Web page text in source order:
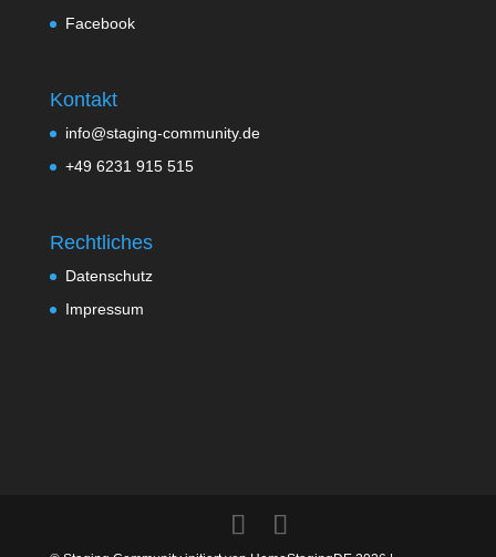
Facebook
Kontakt
info@staging-community.de
+49 6231 915 515
Rechtliches
Datenschutz
Impressum